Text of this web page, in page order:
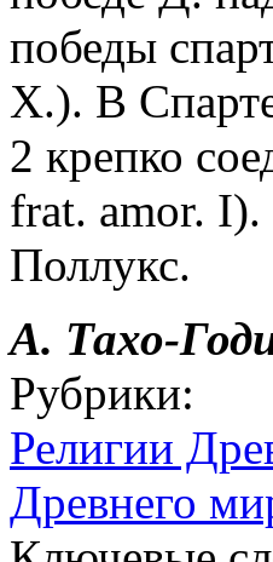
победы
Х.). В
2 крепко
frat. amor.
Поллукс.
А. Тахо-
Рубрики:
Религии
Древнего